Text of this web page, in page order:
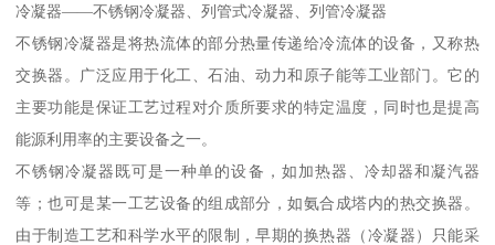
冷凝器——不锈钢冷凝器、列管式冷凝器、列管冷凝器
不锈钢冷凝器是将热流体的部分热量传递给冷流体的设备，又称热
交换器。广泛应用于化工、石油、动力和原子能等工业部门。它的
主要功能是保证工艺过程对介质所要求的特定温度，同时也是提高
能源利用率的主要设备之一。
不锈钢冷凝器既可是一种单的设备，如加热器、冷却器和凝汽器
等；也可是某一工艺设备的组成部分，如氨合成塔内的热交换器。
由于制造工艺和科学水平的限制，早期的换热器（冷凝器）只能采